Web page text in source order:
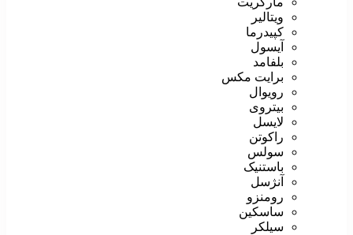
ویتالیر
کپیدرما
آیسول
بلفامد
برایت مکس
رویوال
بیتروی
لایسل
راکوتن
سولس
باستنیک
آنژسل
رومنزو
ساسکین
سیلکر